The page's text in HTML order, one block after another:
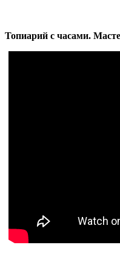
Топиарий с часами.